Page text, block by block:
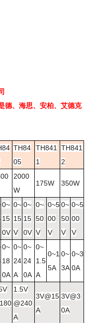
德、海思、安柏、艾德克
TH84
05
TH841
1
TH841
2
2000
W
175W 350W
0~
15
0V
0~
15
V
0~
15
0V
0~
50
V
0~5
00
V
0~
50
V
0~5
00
V
0~
18
0A
0~
24
A
0~
24
0A
0~
1.5
A
0~1
5A
0~
3A
0~3
0A
1.5V
@240
A
3V@15
A
3V@3
0A